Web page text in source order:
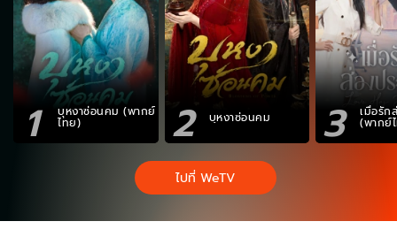
1 บุหงาซ่อนคม (พากย์
ไทย) 2 บุหงาซ่อนคม 3 เมื่อรัก
(พากย์
ไปที่ WeTV